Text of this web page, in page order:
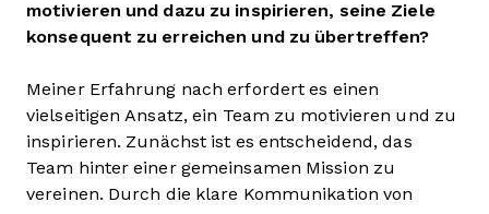
motivieren und dazu zu inspirieren, seine Ziele
konsequent zu erreichen und zu übertreffen?
Meiner Erfahrung nach erfordert es einen
vielseitigen Ansatz, ein Team zu motivieren und zu
inspirieren. Zunächst ist es entscheidend, das
Team hinter einer gemeinsamen Mission zu
vereinen. Durch die klare Kommunikation von